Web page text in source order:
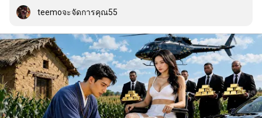
teemoจะจัดการคุณ55